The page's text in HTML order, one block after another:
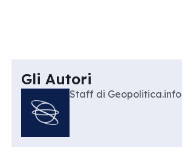
Gli Autori
Staff di Geopolitica.info